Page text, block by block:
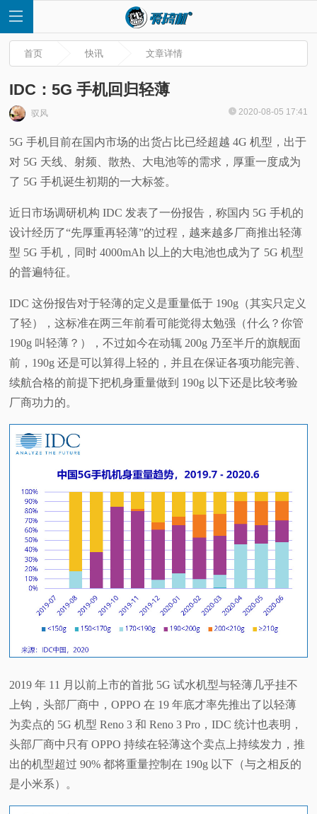
页
讯
评
测
视
频
科
普
首页 快讯 文章详情
IDC：5G 手机回归轻薄
驭风 2020-08-05 17:41
5G 手机目前在国内市场的出货占比已经超越 4G 机型，出于
对 5G 天线、射频、散热、大电池等的需求，厚重一度成为
了 5G 手机诞生初期的一大标签。
近日市场调研机构 IDC 发表了一份报告，称国内 5G 手机的
设计经历了“先厚重再轻薄”的过程，越来越多厂商推出轻薄
型 5G 手机，同时 4000mAh 以上的大电池也成为了 5G 机型
的普遍特征。
IDC 这份报告对于轻薄的定义是重量低于 190g（其实只定义
了轻），这标准在两三年前看可能觉得太勉强（什么？你管
190g 叫轻薄？），不过如今在动辄 200g 乃至半斤的旗舰面
前，190g 还是可以算得上轻的，并且在保证各项功能完善、
续航合格的前提下把机身重量做到 190g 以下还是比较考验
厂商功力的。
2019 年 11 月以前上市的首批 5G 试水机型与轻薄几乎挂不
上钩，头部厂商中，OPPO 在 19 年底才率先推出了以轻薄
为卖点的 5G 机型 Reno 3 和 Reno 3 Pro，IDC 统计也表明，
头部厂商中只有 OPPO 持续在轻薄这个卖点上持续发力，推
出的机型超过 90% 都将重量控制在 190g 以下（与之相反的
是小米系）。